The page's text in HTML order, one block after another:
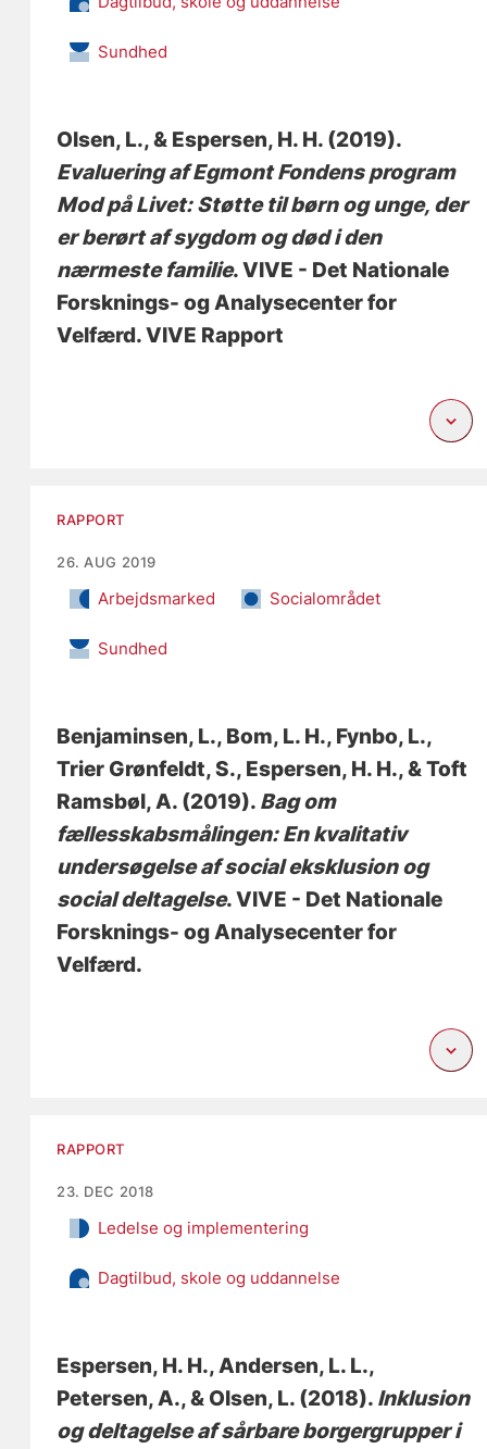
Sundhed
Olsen, L., & Espersen, H. H. (2019).
Evaluering af Egmont Fondens program
Mod på Livet: Støtte til børn og unge, der
er berørt af sygdom og død i den
nærmeste familie. VIVE - Det Nationale
Forsknings- og Analysecenter for
Velfærd. VIVE Rapport
RAPPORT
26. AUG 2019
Arbejdsmarked Socialområdet
Sundhed
Benjaminsen, L., Bom, L. H., Fynbo, L.,
Trier Grønfeldt, S., Espersen, H. H., & Toft
Ramsbøl, A. (2019). Bag om
fællesskabsmålingen: En kvalitativ
undersøgelse af social eksklusion og
social deltagelse. VIVE - Det Nationale
Forsknings- og Analysecenter for
Velfærd.
RAPPORT
23. DEC 2018
Ledelse og implementering
Dagtilbud, skole og uddannelse
Espersen, H. H., Andersen, L. L.,
Petersen, A., & Olsen, L. (2018). Inklusion
og deltagelse af sårbare borgergrupper i